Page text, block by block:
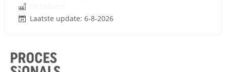
Laatste update: 6-8-2026